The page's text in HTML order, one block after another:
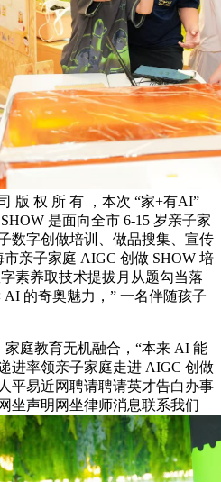
版 权 所 有 ，本次 “家+有AI”
是面向全市 6-15 岁亲子家
数字创做培训、做品搜集、宣传
亲子家庭 AIGC 创做 SHOW 培
素养取技术提拔月从题勾当落
的奇奥魅力，” 一名伴随孩子
庭教育无机融合，“本来 AI 能
进率领亲子家庭走进 AIGC 创做
平易近网聘请聘请英才告白办事
坐声明网坐律师消息联系我们